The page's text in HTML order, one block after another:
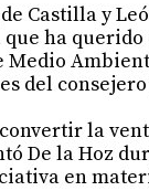
Castilla y
que ha
del
la
De la Hoz
en